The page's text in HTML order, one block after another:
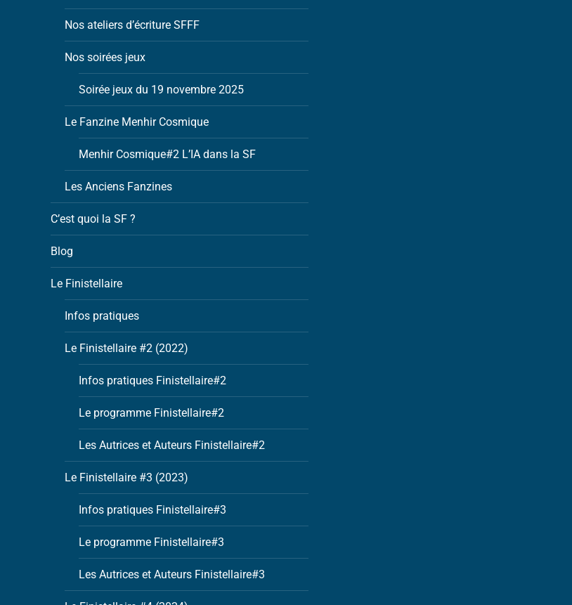
Nos ateliers d’écriture SFFF
Nos soirées jeux
Soirée jeux du 19 novembre 2025
Le Fanzine Menhir Cosmique
Menhir Cosmique#2 L’IA dans la SF
Les Anciens Fanzines
C’est quoi la SF ?
Blog
Le Finistellaire
Infos pratiques
Le Finistellaire #2 (2022)
Infos pratiques Finistellaire#2
Le programme Finistellaire#2
Les Autrices et Auteurs Finistellaire#2
Le Finistellaire #3 (2023)
Infos pratiques Finistellaire#3
Le programme Finistellaire#3
Les Autrices et Auteurs Finistellaire#3